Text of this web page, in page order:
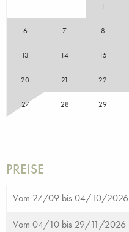
1
6 7 8
13 14 15
20 21 22
27 28 29
PREISE
Vom 27/09 bis 04/10/2026
Vom 04/10 bis 29/11/2026